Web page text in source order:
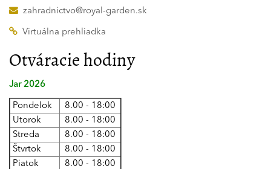
zahradnictvo@royal-garden.sk
Virtuálna prehliadka
Otváracie hodiny
Jar 2026
Pondelok
8.00 - 18:00
Utorok
8.00 - 18:00
Streda
8.00 - 18:00
Štvrtok
8.00 - 18:00
Piatok
8.00 - 18:00